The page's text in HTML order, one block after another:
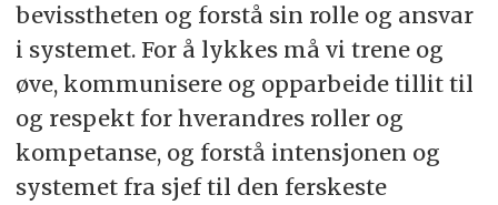
bevisstheten og forstå sin rolle og ansvar
i systemet. For å lykkes må vi trene og
øve, kommunisere og opparbeide tillit til
og respekt for hverandres roller og
kompetanse, og forstå intensjonen og
systemet fra sjef til den ferskeste